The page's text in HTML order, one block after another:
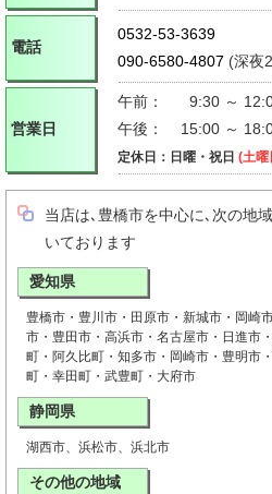
電話
0532-53-3639
090-6580-4807 (深夜
営業日
午前：
9:30 ～
午後：
15:00 ～
定休日：日曜・祝日 (土曜
当店は､豊橋市を中心に､次の地
いております
愛知県
豊橋市・豊川市・田原市・新城市・岡崎
市・豊田市・高浜市・名古屋市・日進市
町・阿久比町・知多市・岡崎市・豊明市
町・幸田町・武豊町・大府市
静岡県
湖西市、浜松市、浜北市
その他の地域